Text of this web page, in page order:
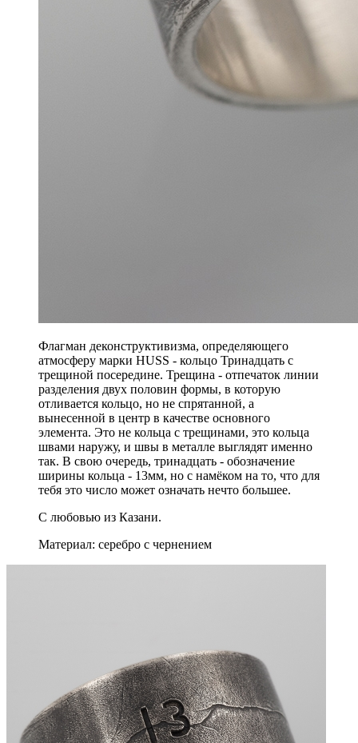
Флагман деконструктивизма, определяющего
атмосферу марки HUSS - кольцо Тринадцать с
трещиной посередине. Трещина - отпечаток линии
разделения двух половин формы, в которую
отливается кольцо, но не спрятанной, а
вынесенной в центр в качестве основного
элемента. Это не кольца с трещинами, это кольца
швами наружу, и швы в металле выглядят именно
так. В свою очередь, тринадцать - обозначение
ширины кольца - 13мм, но с намёком на то, что для
тебя это число может означать нечто большее.
С любовью из Казани.
Материал: серебро с чернением